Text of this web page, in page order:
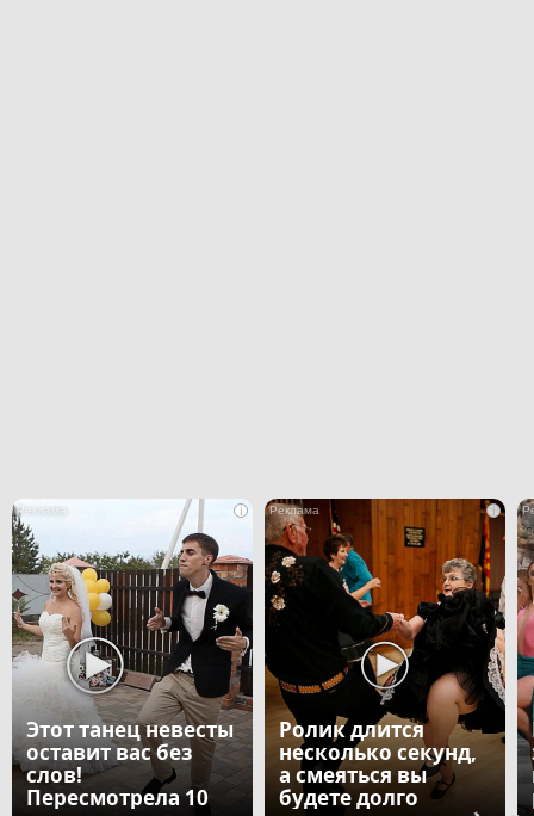
i
Этот танец невесты
оставит вас без
слов!
Пересмотрела 10
i
Ролик длится
несколько секунд,
а смеяться вы
будете долго